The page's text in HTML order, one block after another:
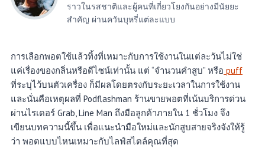
ราวในรสชาติและผู้คนที่เกี่ยวโยงกันอย่างมีนัยยะ
สำคัญ ผ่านควันบุหรี่แต่ละแบบ
การเลือกพอตใช้แล้วทิ้งที่เหมาะกับการใช้งานในแต่ละวันไม่ใช่
แค่เรื่องของกลิ่นหรือดีไซน์เท่านั้น แต่ “จำนวนคำสูบ” หรือ puff
ที่ระบุไว้บนตัวเครื่อง ก็มีผลโดยตรงกับระยะเวลาในการใช้งาน
และนั่นคือเหตุผลที่ Podflashman ร้านขายพอตที่เน้นบริการด่วน
ผ่านไรเดอร์ Grab, Line Man ถึงมือลูกค้าภายใน 1 ชั่วโมง จึง
เขียนบทความนี้ขึ้น เพื่อแนะนำมือใหม่และนักสูบสายจริงจังให้รู้
ว่า พอตแบบไหนเหมาะกับไลฟ์สไตล์คุณที่สุด